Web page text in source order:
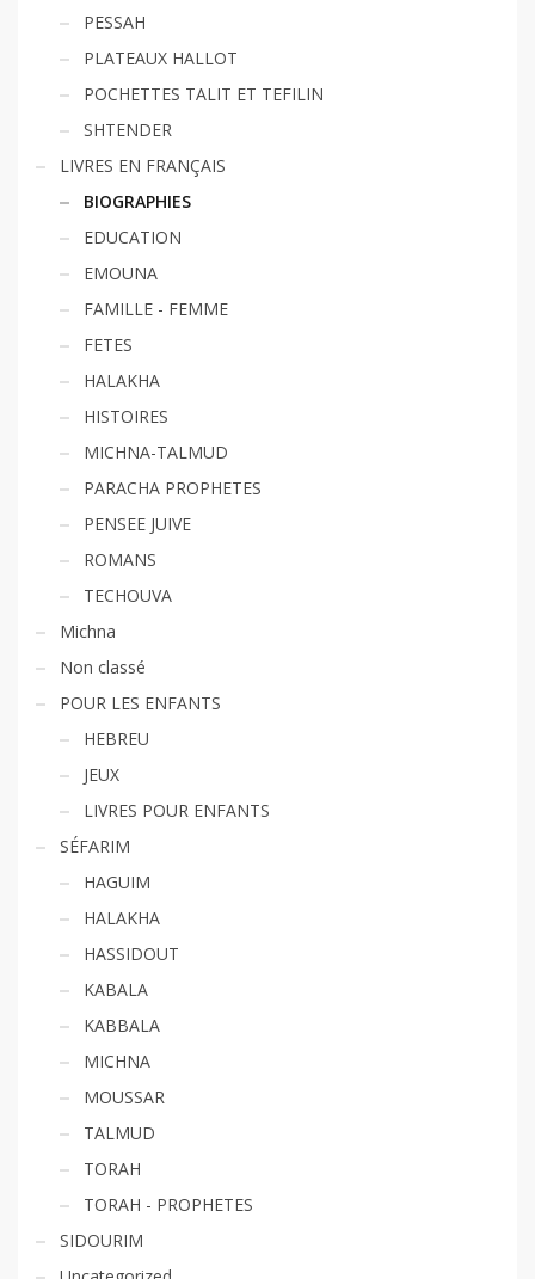
PESSAH
PLATEAUX HALLOT
POCHETTES TALIT ET TEFILIN
SHTENDER
LIVRES EN FRANÇAIS
BIOGRAPHIES
EDUCATION
EMOUNA
FAMILLE - FEMME
FETES
HALAKHA
HISTOIRES
MICHNA-TALMUD
PARACHA PROPHETES
PENSEE JUIVE
ROMANS
TECHOUVA
Michna
Non classé
POUR LES ENFANTS
HEBREU
JEUX
LIVRES POUR ENFANTS
SÉFARIM
HAGUIM
HALAKHA
HASSIDOUT
KABALA
KABBALA
MICHNA
MOUSSAR
TALMUD
TORAH
TORAH - PROPHETES
SIDOURIM